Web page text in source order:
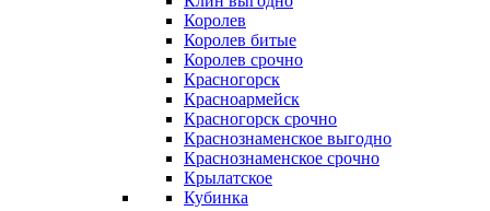
Королев
Королев битые
Королев срочно
Красногорск
Красноармейск
Красногорск срочно
Краснознаменское выгодно
Краснознаменское срочно
Крылатское
Кубинка